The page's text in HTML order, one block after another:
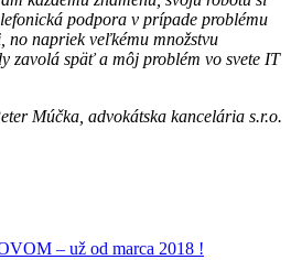
podpora v prípade problému
no napriek veľkému množstvu
zavolá späť a môj problém vo svete IT
Múčka, advokátska kancelária s.r.o.
– už od marca 2018 !